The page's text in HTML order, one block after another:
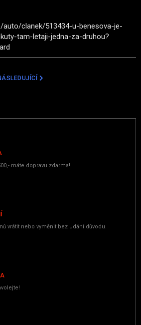
auto/clanek/513434-u-benesova-je-
tam-letaji-jedna-za-druhou?
SILNICÍCH SE OBJEVILY NOVÉ
ČLÁNEK: RAKOUSKO ZAVÁDÍ
máte dopravu zdarma!
vrátit nebo vyměnit bez udání důvodu.